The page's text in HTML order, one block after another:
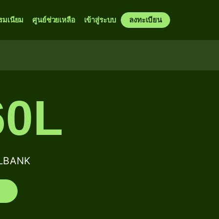
มเนียม ศูนย์ช่วยเหลือ เข้าสู่ระบบ ลงทะเบียน